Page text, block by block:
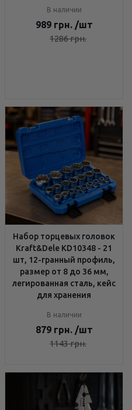
В наличии
989 грн. /шт
1286грн.
Набор торцевых головок
Kraft&Dele KD10348 - 21
шт, 12-гранный профиль,
размер от 8 до 36 мм,
легированная сталь, кейс
для хранения
В наличии
879 грн. /шт
1143грн.